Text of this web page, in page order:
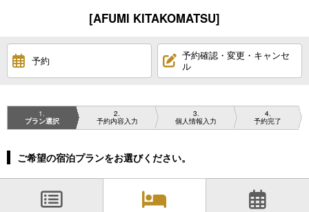
[AFUMI KITAKOMATSU]
予約
予約確認・変更・キャンセ
ル
1
プラン選択
2
予約内容入力
3
個人情報入力
4
予約完了
ご希望の宿泊プランをお選びください。